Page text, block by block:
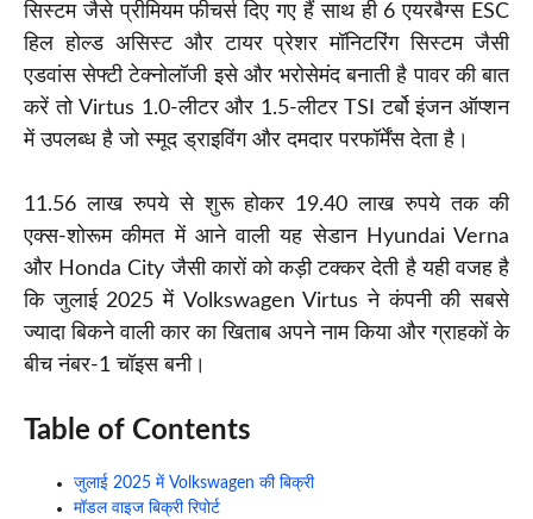
सिस्टम जैसे प्रीमियम फीचर्स दिए गए हैं साथ ही 6 एयरबैग्स ESC
हिल होल्ड असिस्ट और टायर प्रेशर मॉनिटरिंग सिस्टम जैसी
एडवांस सेफ्टी टेक्नोलॉजी इसे और भरोसेमंद बनाती है पावर की बात
करें तो Virtus 1.0-लीटर और 1.5-लीटर TSI टर्बो इंजन ऑप्शन
में उपलब्ध है जो स्मूद ड्राइविंग और दमदार परफॉर्मेंस देता है।
11.56 लाख रुपये से शुरू होकर 19.40 लाख रुपये तक की
एक्स-शोरूम कीमत में आने वाली यह सेडान Hyundai Verna
और Honda City जैसी कारों को कड़ी टक्कर देती है यही वजह है
कि जुलाई 2025 में Volkswagen Virtus ने कंपनी की सबसे
ज्यादा बिकने वाली कार का खिताब अपने नाम किया और ग्राहकों के
बीच नंबर-1 चॉइस बनी।
Table of Contents
जुलाई 2025 में Volkswagen की बिक्री
मॉडल वाइज बिक्री रिपोर्ट